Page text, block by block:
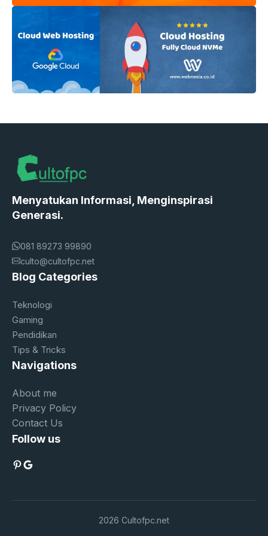
Menyatukan Informasi, Menginspirasi
Generasi.
081 89273 99890
culto@cultofpc.net
Blog Categories
Teknologi
Gaming
Pendidikan
Tips & Tricks
Navigations
About me
Privacy Policy
Contact Us
Follow us
Pinterest
Google
2026 Cultofpc.net